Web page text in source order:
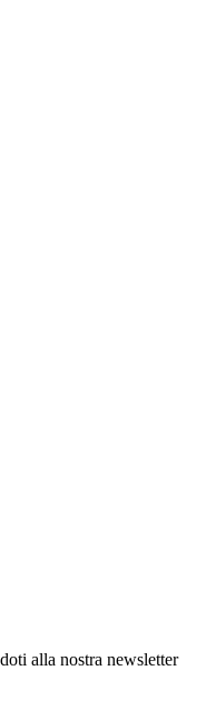
alla nostra newsletter